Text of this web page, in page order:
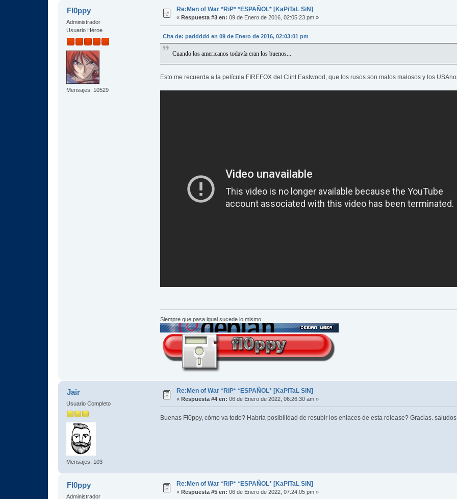
Fl0ppy
Administrador
Usuario Héroe
Mensajes: 10529
Re:Men of War *RiP* *ESPAÑOL* [KaPiTaL SiN]
« Respuesta #3 en: 09 de Enero de 2016, 02:05:23 pm »
Cita de: paddddd en 09 de Enero de 2016, 02:03:01 pm
Cuando los americanos todavía eran los buenos...
Esto me recuerda a la película FIREFOX del Clint Eastwood, que los rusos son malos malosos y los
Siempre que pasa igual sucede lo mismo
Jair
Usuario Completo
Mensajes: 103
Re:Men of War *RiP* *ESPAÑOL* [KaPiTaL SiN]
«Respuesta #4 en: 06 de Enero de 2022, 06:26:30 am »
Buenas Fl0ppy, cómo va todo? Habría posibilidad de resubir los enlaces de esta release? Gracias.
Fl0ppy
Administrador
Re:Men of War *RiP* *ESPAÑOL* [KaPiTaL SiN]
«Respuesta #5 en: 06 de Enero de 2022, 07:24:05 pm »